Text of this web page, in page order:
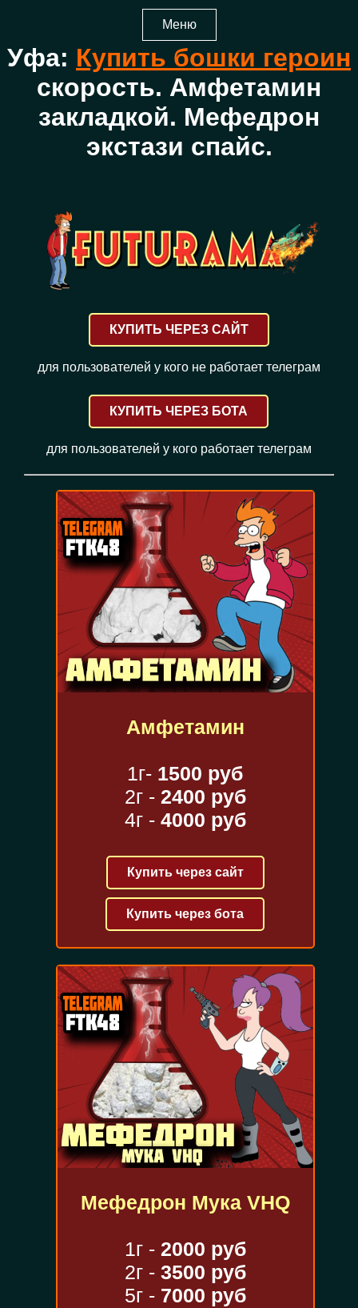
Меню
Уфа: Купить бошки героин
скорость. Амфетамин
закладкой. Мефедрон
экстази спайс.
КУПИТЬ ЧЕРЕЗ САЙТ
для пользователей у кого не работает телеграм
КУПИТЬ ЧЕРЕЗ БОТА
для пользователей у кого работает телеграм
Амфетамин
1г- 1500 руб
2г - 2400 руб
4г - 4000 руб
Купить через сайт
Купить через бота
Мефедрон Мука VHQ
1г - 2000 руб
2г - 3500 руб
5г - 7000 руб